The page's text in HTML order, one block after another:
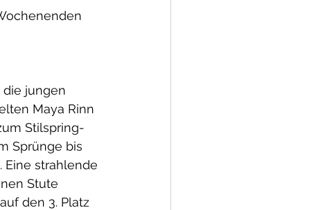
die jungen
Maya Rinn
Stilspring-
Sprünge bis
strahlende
Stute
den 3. Platz